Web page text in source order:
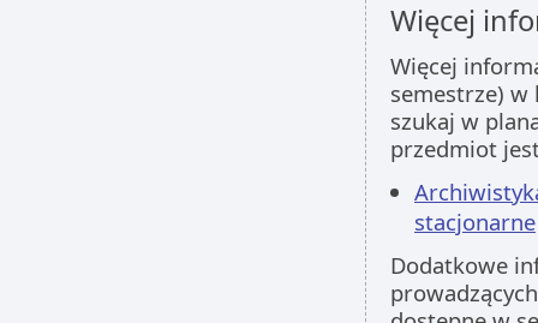
Więcej
Więcej
semestrze)
szukaj w
przedmiot
stacjonarne
Dodatkowe